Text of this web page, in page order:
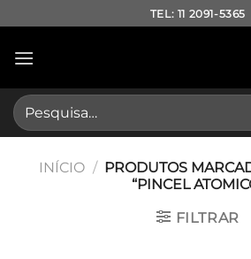
to
content
TEL: 11 2091-5365
Pesquisar
por:
INÍCIO / PRODUTOS
“PINCEL
FILTRAR